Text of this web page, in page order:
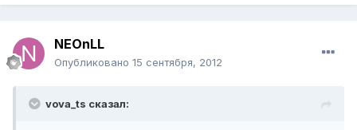
NEOnLL
Опубликовано 15 сентября, 2012
vova_ts сказал: